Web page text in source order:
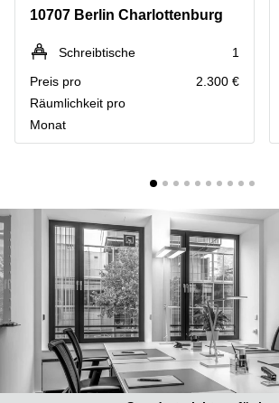
Düsseldorf
Büro
Köln
mieten
Essen
Hannover
Seminarraum
Düsseldorf
Büro
mieten
Neuss
Büro
mieten
Hamburg
Berlin
Kienberger
Berlin
Schönefeld
Bahnhofstrasse
8 Hannover
Düsseldorf
Arcus
Torgauer
Mainzer
Landstraße
69
Frankfurt
10707 Berlin Charlottenburg
Schreibtische
1
Preis pro
Räumlichkeit pro
Monat
2.300 €